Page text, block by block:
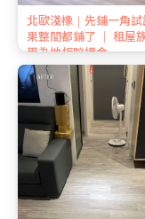
北歐淺橡｜先鋪一角
果整間都鋪了 ｜ 租屋
用為地板賠押金